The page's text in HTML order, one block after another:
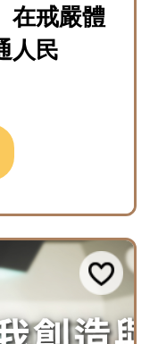
在戒嚴體
人民